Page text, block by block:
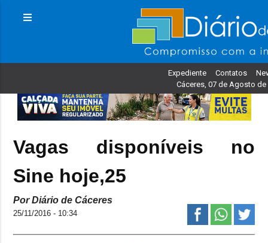
Expediente Contatos
Cáceres, 07 de Agosto de
Vagas disponíveis no
Sine hoje,25
Por Diário de Cáceres
25/11/2016 - 10:34